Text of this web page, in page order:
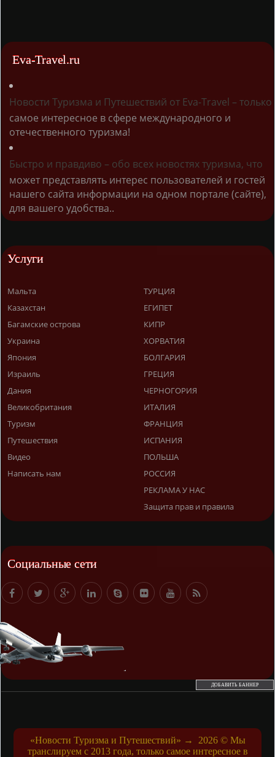
Eva-Travel.ru
Новости Туризма и Путешествий от Eva-Travel – только
самое интересное в сфере международного и
отечественного туризма!
Быстро и правдиво – обо всех новостях туризма, что
может представлять интерес пользователей и гостей
нашего сайта информации на одном портале (сайте),
для вашего удобства..
Услуги
Мальта
Казахстан
Багамские острова
Украина
Япония
Израиль
Дания
Великобритания
Туризм
Путешествия
Видео
Написать нам
ТУРЦИЯ
ЕГИПЕТ
КИПР
ХОРВАТИЯ
БОЛГАРИЯ
ГРЕЦИЯ
ЧЕРНОГОРИЯ
ИТАЛИЯ
ФРАНЦИЯ
ИСПАНИЯ
ПОЛЬША
РОССИЯ
РЕКЛАМА У НАС
Защита прав и правила
Социальные сети
ДОБАВИТЬ БАННЕР
«Новости Туризма и Путешествий» → 2026© Мы
транслируем с 2013 года, только самое интересное в